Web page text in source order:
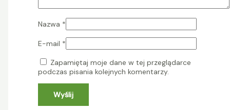
Nazwa *
E-mail *
Zapamiętaj moje dane w tej przeglądarce
podczas pisania kolejnych komentarzy.